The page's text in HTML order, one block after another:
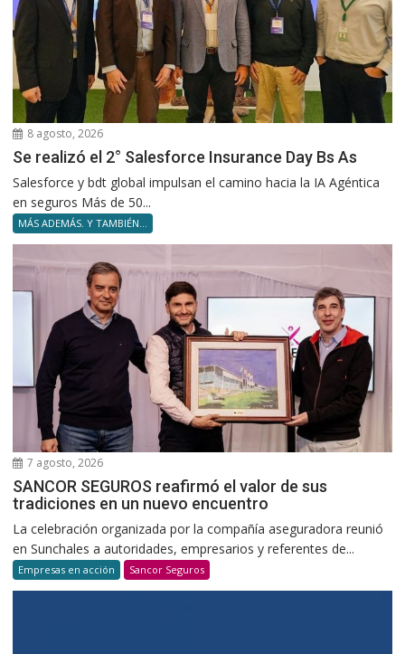
8 agosto, 2026
Se realizó el 2° Salesforce Insurance Day Bs As
Salesforce y bdt global impulsan el camino hacia la IA Agéntica
en seguros Más de 50...
MÁS ADEMÁS. Y TAMBIÉN...
7 agosto, 2026
SANCOR SEGUROS reafirmó el valor de sus
tradiciones en un nuevo encuentro
La celebración organizada por la compañía aseguradora reunió
en Sunchales a autoridades, empresarios y referentes de...
Empresas en acción Sancor Seguros